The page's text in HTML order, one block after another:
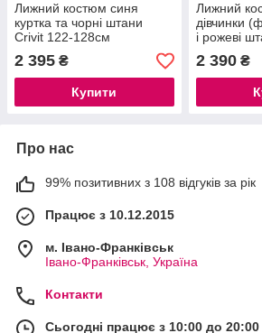
Лижний костюм синя
куртка та чорні штани
Crivit 122-128см
2 395 ₴
Купити
Лижний
дівчинки
і рожеві
122/128см
2 390₴
Про нас
99% позитивних з 108 відгуків за рік
Працює з 10.12.2015
м. Івано-Франківськ
Івано-Франківськ, Україна
Контакти
Сьогодні працює з 10:00 до 20:00